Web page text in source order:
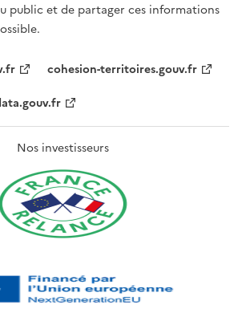
public et de partager ces informations
cohesion-territoires.gouv.fr
Nos investisseurs